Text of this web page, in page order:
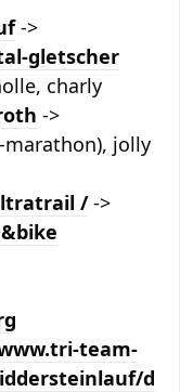
->
gletscher
charly
->
marathon), jolly
/->
team-
d